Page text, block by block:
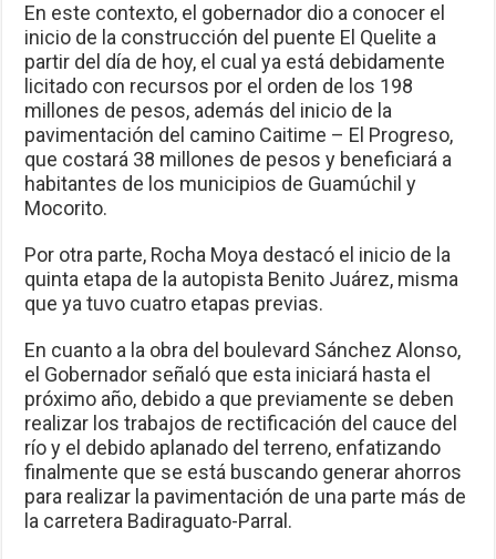
En este contexto, el gobernador dio a conocer el
inicio de la construcción del puente El Quelite a
partir del día de hoy, el cual ya está debidamente
licitado con recursos por el orden de los 198
millones de pesos, además del inicio de la
pavimentación del camino Caitime – El Progreso,
que costará 38 millones de pesos y beneficiará a
habitantes de los municipios de Guamúchil y
Mocorito.
Por otra parte, Rocha Moya destacó el inicio de la
quinta etapa de la autopista Benito Juárez, misma
que ya tuvo cuatro etapas previas.
En cuanto a la obra del boulevard Sánchez Alonso,
el Gobernador señaló que esta iniciará hasta el
próximo año, debido a que previamente se deben
realizar los trabajos de rectificación del cauce del
río y el debido aplanado del terreno, enfatizando
finalmente que se está buscando generar ahorros
para realizar la pavimentación de una parte más de
la carretera Badiraguato-Parral.